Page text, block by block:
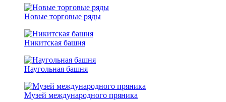
Новые торговые ряды
Никитская башня
Наугольная башня
Музей международного пряника